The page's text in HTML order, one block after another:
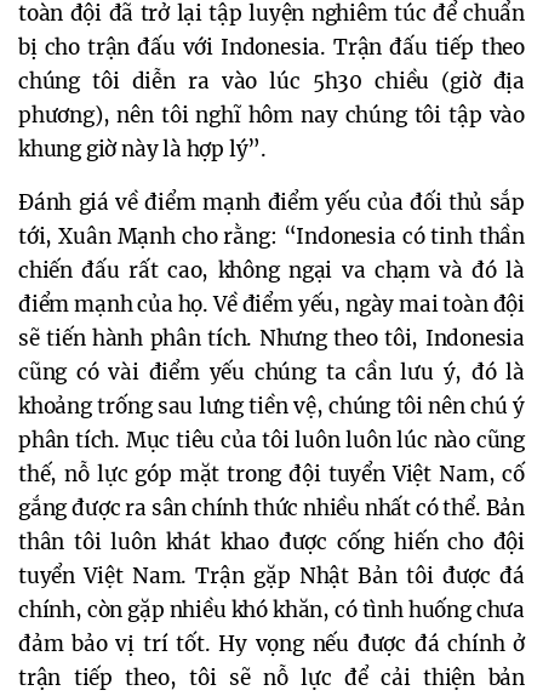
toàn đội đã trở lại tập luyện nghiêm túc để chuẩn
bị cho trận đấu với Indonesia. Trận đấu tiếp theo
chúng tôi diễn ra vào lúc 5h30 chiều (giờ địa
phương), nên tôi nghĩ hôm nay chúng tôi tập vào
khung giờ này là hợp lý”.
Đánh giá về điểm mạnh điểm yếu của đối thủ sắp
tới, Xuân Mạnh cho rằng: “Indonesia có tinh thần
chiến đấu rất cao, không ngại va chạm và đó là
điểm mạnh của họ. Về điểm yếu, ngày mai toàn đội
sẽ tiến hành phân tích. Nhưng theo tôi, Indonesia
cũng có vài điểm yếu chúng ta cần lưu ý, đó là
khoảng trống sau lưng tiền vệ, chúng tôi nên chú ý
phân tích. Mục tiêu của tôi luôn luôn lúc nào cũng
thế, nỗ lực góp mặt trong đội tuyển Việt Nam, cố
gắng được ra sân chính thức nhiều nhất có thể. Bản
thân tôi luôn khát khao được cống hiến cho đội
tuyển Việt Nam. Trận gặp Nhật Bản tôi được đá
chính, còn gặp nhiều khó khăn, có tình huống chưa
đảm bảo vị trí tốt. Hy vọng nếu được đá chính ở
trận tiếp theo, tôi sẽ nỗ lực để cải thiện bản